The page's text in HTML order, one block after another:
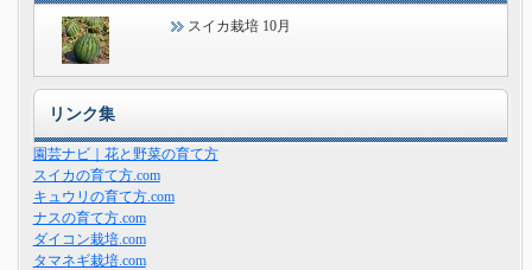
スイカ栽培 10月
リンク集
園芸ナビ｜花と野菜の育て方
スイカの育て方.com
キュウリの育て方.com
ナスの育て方.com
ダイコン栽培.com
タマネギ栽培.com